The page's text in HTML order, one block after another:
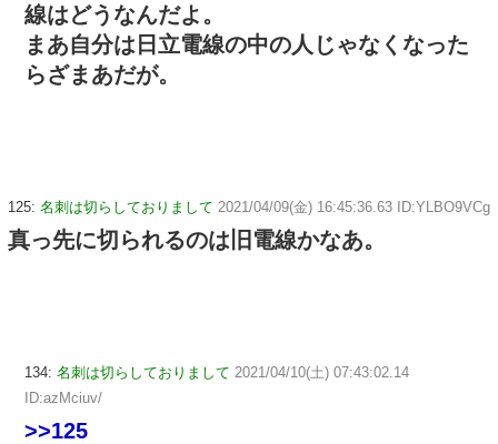
線はどうなんだよ。
まあ自分は日立電線の中の人じゃなくなった
らざまあだが。
125: 名刺は切らしておりまして 2021/04/09(金) 16:45:36.63 ID:YLBO9VCg
真っ先に切られるのは旧電線かなあ。
134: 名刺は切らしておりまして 2021/04/10(土) 07:43:02.14
ID:azMciuv/
>>125